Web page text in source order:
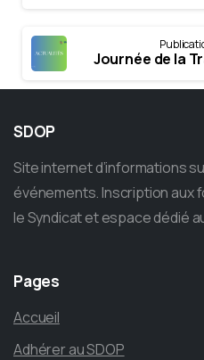
SDOP
Site internet d’informations
événements. Inscription
le Syndicat et espace dédié
Pages
Accueil
Adhérer au SDOP